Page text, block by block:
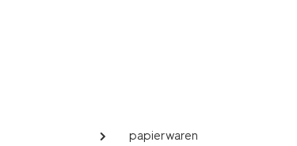
papierwaren